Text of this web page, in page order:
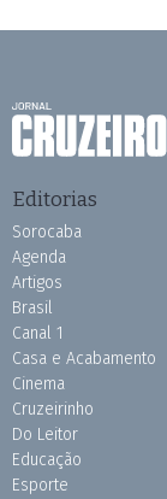
Editorias
Sorocaba
Agenda
Artigos
Brasil
Canal 1
Casa e Acabamento
Cinema
Cruzeirinho
Do Leitor
Educação
Esporte